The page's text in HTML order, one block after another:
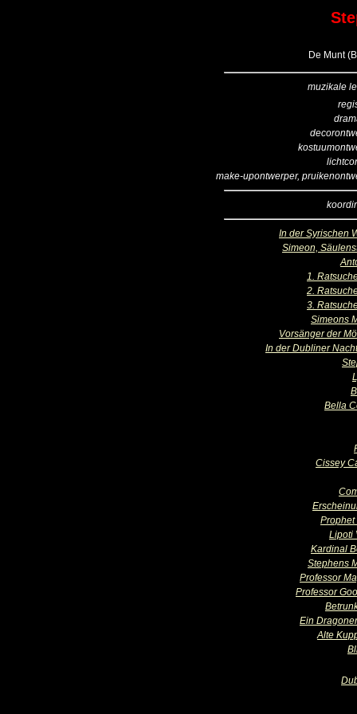
De Munt
muzikale
make-upontwerper,
In der Syrischen
Simeon,
1.
2.
3.
Simeons
Vorsänger der
In der Dubliner
Bella
Cissey
Prophet
Lipoti
Kardinal
Stephens
Professor
Professor
Ein
Alte